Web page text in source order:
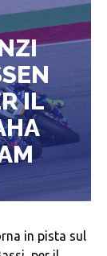
IL
in pista sul